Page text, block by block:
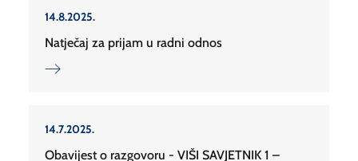
14.8.2025.
Natječaj za prijam u radni odnos
14.7.2025.
Obavijest o razgovoru - VIŠI SAVJETNIK 1 –